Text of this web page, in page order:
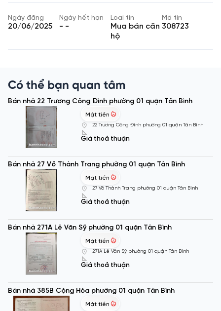
Ngày đăng
20/06/2025
Ngày hết hạn
- -
Loại tin
Mua bán căn
hộ
Mã tin
308723
Có thể bạn quan tâm
Bán nhà 22 Trương Công Đình phường 01 quận Tân Bình
Mặt tiền
22 Trương Công Đình phường 01 quận Tân Bình
Giá thoả thuận
Bán nhà 27 Võ Thành Trang phường 01 quận Tân Bình
Mặt tiền
27 Võ Thành Trang phường 01 quận Tân Bình
Giá thoả thuận
Bán nhà 271A Lê Văn Sỹ phường 01 quận Tân Bình
Mặt tiền
271A Lê Văn Sỹ phường 01 quận Tân Bình
Giá thoả thuận
Bán nhà 385B Cộng Hòa phường 01 quận Tân Bình
Mặt tiền